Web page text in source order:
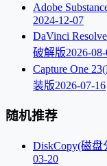
Adobe
2024-12-07
DaVinci
破解版2026-
Capture One
装版2026-07-16
随机推荐
DiskCopy(磁盘
03-20